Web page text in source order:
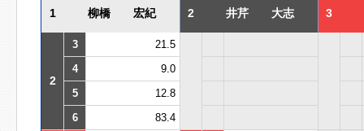
1 柳橋 宏紀 2 井芹 大志 3
2
3
21.5
4
9.0
5
12.8
6
83.4